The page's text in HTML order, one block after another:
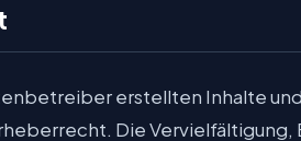
erstellten Inhalte
Die